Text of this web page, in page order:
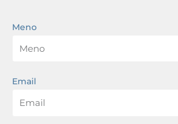
Meno
Email